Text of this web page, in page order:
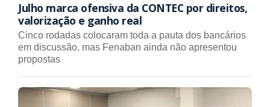
Julho marca ofensiva da CONTEC por direitos,
valorização e ganho real
Cinco rodadas colocaram toda a pauta dos bancários
em discussão, mas Fenaban ainda não apresentou
propostas